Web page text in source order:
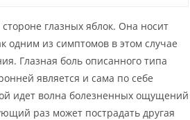
глазных яблок. Она носит
одним из симптомов в этом случае
Глазная боль описанного типа
является и сама по себе
идет волна болезненных ощущений
раз может пострадать другая